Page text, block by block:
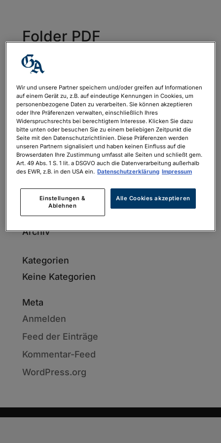
Folder PDF
Karneval3.11.24_LADY
DILETTA_ga
vonphilipp.neubauer|März 22, 2024
Folder PDF Karneval3.11.24_LADY
DILETTA_ga
Neueste Kommentare
Archiv
Kategorien
Keine Kategorien
Meta
Anmelden
Feed der Einträge
Kommentar-Feed
WordPress.org
Wir und unsere Partner speichern und/oder greifen auf Informationen
auf einem Gerät zu, z.B. auf eindeutige Kennungen in Cookies, um
personenbezogene Daten zu verarbeiten. Sie können akzeptieren
oder Ihre Präferenzen verwalten, einschließlich Ihres
Widerspruchsrechts bei berechtigtem Interesse. Klicken Sie dazu
bitte unten oder besuchen Sie zu einem beliebigen Zeitpunkt die
Seite mit den Datenschutzrichtlinien. Diese Präferenzen werden
unseren Partnern signalisiert und haben keinen Einfluss auf die
Browserdaten Ihre Zustimmung umfasst alle Seiten und schließt gem.
Art. 49 Abs. 1 S. 1 lit. a DSGVO auch die Datenverarbeitung außerhalb
des EWR, z.B. in den USA ein. Datenschutzerklärung Impressum
Einstellungen &
Ablehnen
Alle Cookies akzeptieren